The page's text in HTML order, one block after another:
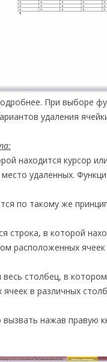
При выборе
удаления
находится курсор
удаленных.
по такому же
строка, в которой
расположенных
столбец, в
в различных
нажав правую